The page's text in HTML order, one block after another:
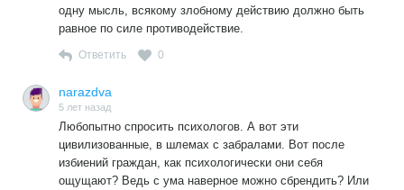
одну мысль, всякому злобному действию должно быть
равное по силе противодействие.
Ответить 0
narazdva
5 лет назад
Любопытно спросить психологов. А вот эти
цивилизованные, в шлемах с забралами. Вот после
избиений граждан, как психологически они себя
ощущают? Ведь с ума наверное можно сбрендить? Или